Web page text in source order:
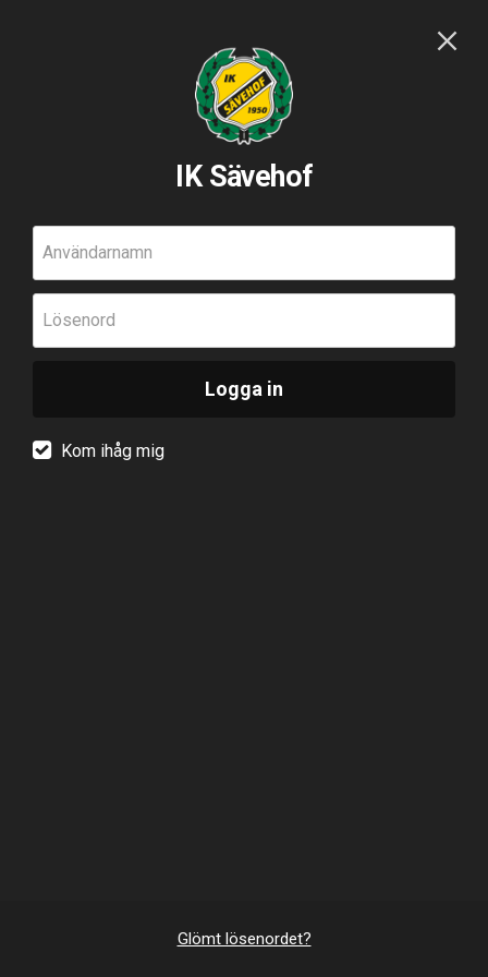
IK Sävehof
Användarnamn
Lösenord
Logga in
Kom ihåg mig
Glömt lösenordet?